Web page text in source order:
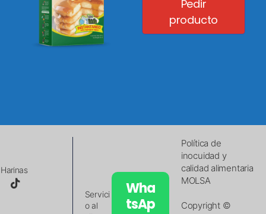
Pedir
producto
Servici
o al
Wha
tsAp
Política de
inocuidad y
calidad alimentaria
MOLSA
Copyright ©